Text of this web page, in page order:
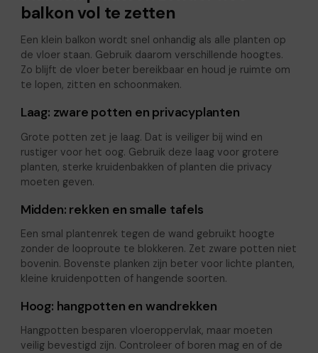
balkon vol te zetten
Een klein balkon wordt snel onhandig als alle planten op
de vloer staan. Gebruik daarom verschillende hoogtes.
Zo blijft de vloer beter bereikbaar en houd je ruimte om
te lopen, zitten en schoonmaken.
Laag: zware potten en privacyplanten
Grote potten zet je laag. Dat is veiliger bij wind en
rustiger voor het oog. Gebruik deze laag voor grotere
planten, sterke kruidenbakken of planten die privacy
moeten geven.
Midden: rekken en smalle tafels
Een smal plantenrek tegen de wand gebruikt hoogte
zonder de looproute te blokkeren. Zet zware potten niet
bovenin. Bovenste planken zijn beter voor lichte planten,
kleine kruidenpotten of hangende soorten.
Hoog: hangpotten en wandrekken
Hangpotten besparen vloeroppervlak, maar moeten
veilig bevestigd zijn. Controleer of boren mag en of de